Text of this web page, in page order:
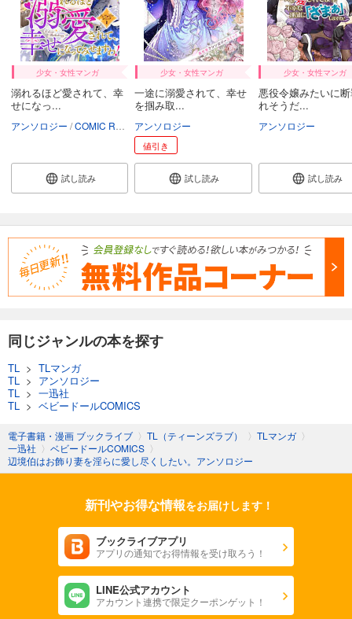
少女・女性マンガ
溺れるほど愛されて、幸
せになっ...
アンソロジー COMIC ROOM
試し読み
少女・女性マンガ
一途に溺愛されて、幸せ
を掴み取...
アンソロジー
値引き
試し読み
少女・女性マンガ
悪役令嬢みたいに
れそうだ...
アンソロジー
試し読み
同じジャンルの本を探す
TL > TLマンガ
TL > アンソロジー
TL > 一迅社
TL > ベビードールCOMICS
電子書籍・漫画 ブックライブ 〉 TL（ティーンズラブ） 〉 TLマンガ 〉
一迅社 〉 ベビードールCOMICS 〉
辺境伯はお飾り妻を淫らに愛し尽くしたい。アンソロジー
新刊やお得な情報をお届けします！
ブックライブアプリ
アプリの通知でお得情報を受け取ろう！
LINE公式アカウント
アカウント連携で限定クーポンゲット！